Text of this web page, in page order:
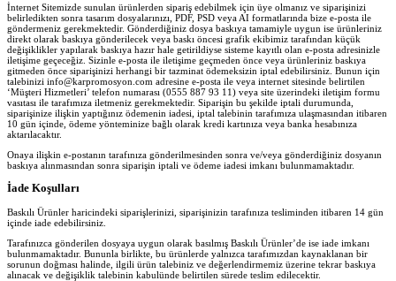
İnternet Sitemizde sunulan ürünlerden sipariş edebilmek için üye olmanız ve siparişinizi
belirledikten sonra tasarım dosyalarınızı, PDF, PSD veya AI formatlarında bize e-posta ile
göndermeniz gerekmektedir. Gönderdiğiniz dosya baskıya tamamiyle uygun ise ürünleriniz
direkt olarak baskıya gönderilecek veya baskı öncesi grafik ekibimiz tarafından küçük
değişiklikler yapılarak baskıya hazır hale getirildiyse sisteme kayıtlı olan e-posta adresinizle
iletişime geçeceğiz. Sizinle e-posta ile iletişime geçmeden önce veya ürünleriniz baskıya
gitmeden önce siparişinizi herhangi bir tazminat ödemeksizin iptal edebilirsiniz. Bunun için
talebinizi info@karpromosyon.com adresine e-posta ile veya internet sitesinde belirtilen
‘Müşteri Hizmetleri’ telefon numarası (0555 887 93 11) veya site üzerindeki iletişim formu
vasıtası ile tarafımıza iletmeniz gerekmektedir. Siparişin bu şekilde iptali durumunda,
siparişinize ilişkin yaptığınız ödemenin iadesi, iptal talebinin tarafımıza ulaşmasından itibaren
10 gün içinde, ödeme yönteminize bağlı olarak kredi kartınıza veya banka hesabınıza
aktarılacaktır.
Onaya ilişkin e-postanın tarafınıza gönderilmesinden sonra ve/veya gönderdiğiniz dosyanın
baskıya alınmasından sonra siparişin iptali ve ödeme iadesi imkanı bulunmamaktadır.
İade Koşulları
Baskılı Ürünler haricindeki siparişlerinizi, siparişinizin tarafınıza tesliminden itibaren 14 gün
içinde iade edebilirsiniz.
Tarafınızca gönderilen dosyaya uygun olarak basılmış Baskılı Ürünler’de ise iade imkanı
bulunmamaktadır. Bununla birlikte, bu ürünlerde yalnızca tarafımızdan kaynaklanan bir
sorunun doğması halinde, ilgili ürün talebiniz ve değerlendirmemiz üzerine tekrar baskıya
alınacak ve değişiklik talebinin kabulünde belirtilen sürede teslim edilecektir.